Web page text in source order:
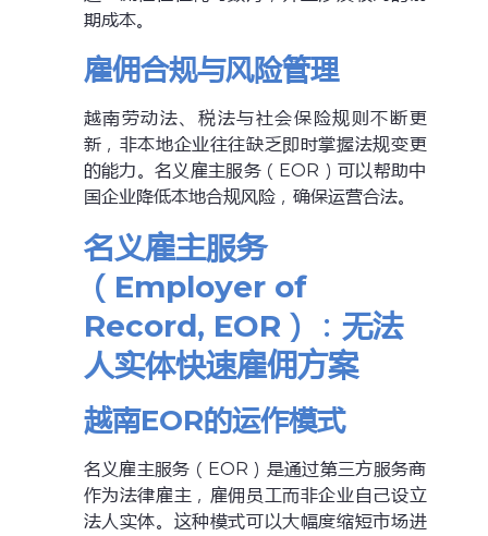
期成本。
雇佣合规与风险管理
越南劳动法、税法与社会保险规则不断更
新，非本地企业往往缺乏即时掌握法规变更
的能力。名义雇主服务（EOR）可以帮助中
国企业降低本地合规风险，确保运营合法。
名义雇主服务
（Employer of
Record, EOR）：无法
人实体快速雇佣方案
越南EOR的运作模式
名义雇主服务（EOR）是通过第三方服务商
作为法律雇主，雇佣员工而非企业自己设立
法人实体。这种模式可以大幅度缩短市场进